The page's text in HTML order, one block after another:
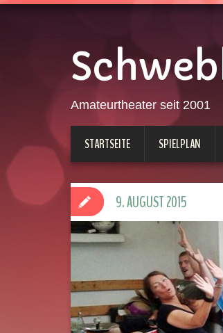
Amateurtheater seit 2001
STARTSEITE SPIELPLAN
9. AUGUST 2015